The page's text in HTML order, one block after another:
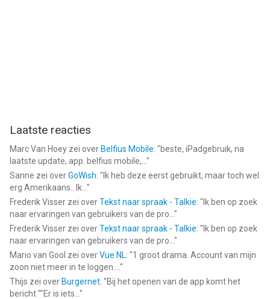
Laatste reacties
Marc Van Hoey zei over Belfius Mobile: "beste, iPadgebruik, na
laatste update, app. belfius mobile,... "
Sanne zei overGoWish: " Ik heb deze eerst gebruikt, maar toch wel
erg Amerikaans.. Ik... "
Frederik Visser zei overTekst naar spraak - Talkie: " Ik ben op zoek
naar ervaringen van gebruikers van de pro... "
Frederik Visser zei overTekst naar spraak - Talkie: " Ik ben op zoek
naar ervaringen van gebruikers van de pro... "
Mario van Gool zei overVue NL: "1 groot drama. Account van mijn
zoon niet meer in te loggen.... "
Thijs zei over Burgernet: "Bij het openen van de app komt het
bericht ""Er is iets... "